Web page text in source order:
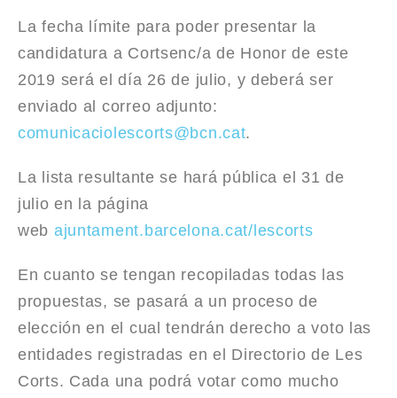
La fecha límite para poder presentar la
candidatura a Cortsenc/a de Honor de este
2019 será el día 26 de julio, y deberá ser
enviado al correo adjunto:
comunicaciolescorts@bcn.cat.
La lista resultante se hará pública el 31 de
julio en la página
web ajuntament.barcelona.cat/lescorts
En cuanto se tengan recopiladas todas las
propuestas, se pasará a un proceso de
elección en el cual tendrán derecho a voto las
entidades registradas en el Directorio de Les
Corts. Cada una podrá votar como mucho